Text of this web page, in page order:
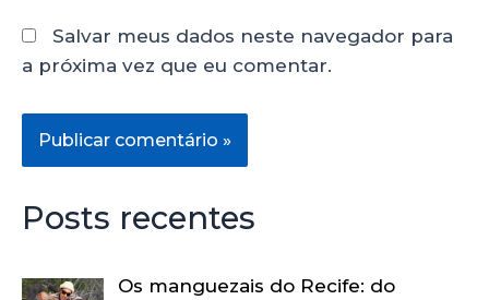
Salvar meus dados neste navegador para
a próxima vez que eu comentar.
Posts recentes
Os manguezais do Recife: do